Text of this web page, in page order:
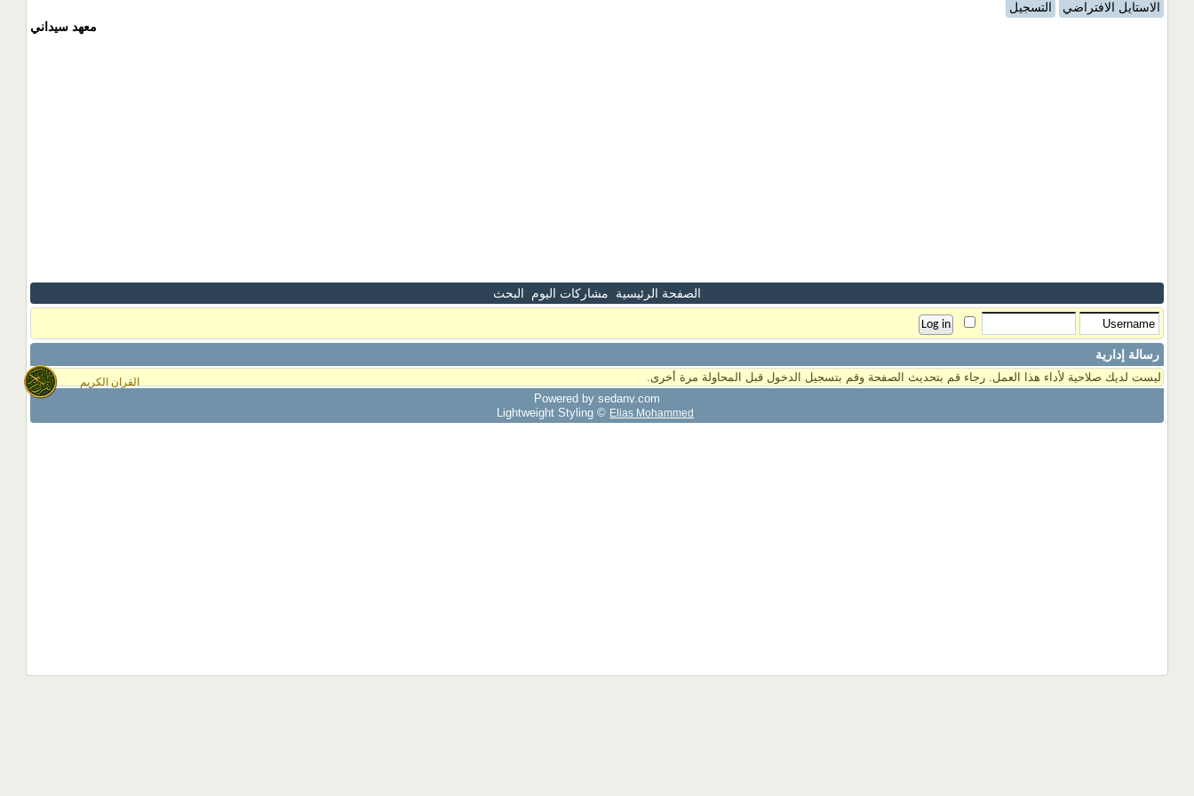
القران الكريم
الاستايل الافتراضي
التسجيل
معهد سيداني
الصفحة الرئيسية مشاركات اليوم البحث
رسالة إدارية
ليست لديك صلاحية لأداء هذا العمل. رجاء قم بتحديث الصفحة وقم بتسجيل الدخول قبل المحاولة مرة أخرى.
Powered by sedany.com
Lightweight Styling © Elias Mohammed